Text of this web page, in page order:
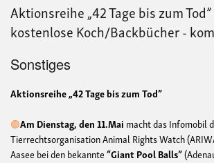
Aktionsreihe „42 Tage bis zum
kostenlose Koch/Backbücher -
Sonstiges
Aktionsreihe „42 Tage bis zum Tod”
🟢Am Dienstag, den 11.Mai macht das Infomobil
Tierrechtsorganisation Animal Rights Watch
Aasee bei den bekannte“Giant Pool Balls”